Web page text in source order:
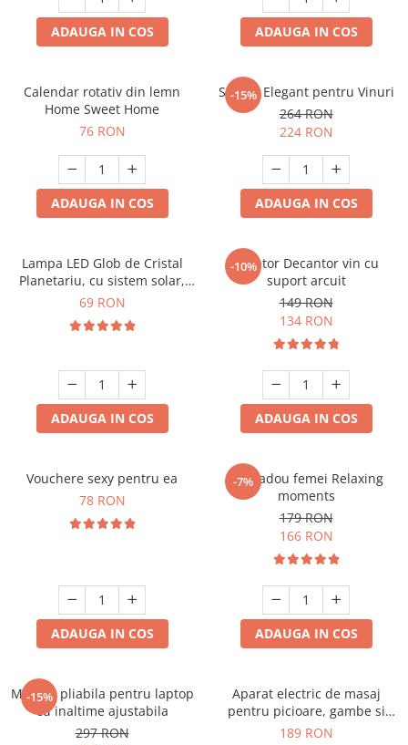
ADAUGA IN COS ADAUGA IN COS
Calendar rotativ din lemn
Home Sweet Home
76 RON
ADAUGA IN COS
-15%
Suport Elegant pentru Vinuri
264 RON
224 RON
ADAUGA IN COS
Lampa LED Glob de Cristal
Planetariu, cu sistem solar,
cadou captivant
69 RON
ADAUGA IN COS
-10%
Aerator Decantor vin cu
suport arcuit
149 RON
134 RON
ADAUGA IN COS
Vouchere sexy pentru ea
78 RON
ADAUGA IN COS
-7%
Set cadou femei Relaxing
moments
179 RON
166 RON
ADAUGA IN COS
-15%
Masuta pliabila pentru laptop
cu inaltime ajustabila
297 RON
Aparat electric de masaj
pentru picioare, gambe si
brate
189 RON